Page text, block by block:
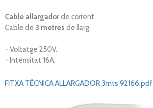
Cable allargadorde corrent.
Cable de 3 metres de llarg.
- Voltatge 250V.
- Intensitat 16A.
FITXA TÈCNICA ALLARGADOR 3mts 92166.pdf